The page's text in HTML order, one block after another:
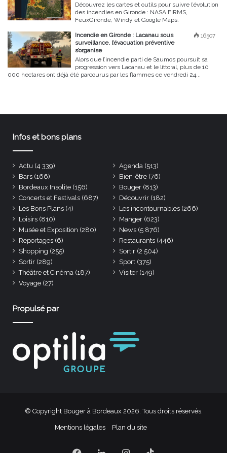
Découvrez les cartes et outils pour suivre l’évolution
des incendies en Gironde : NASA FIRMS,
FeuxGironde, Windy et Google Maps.
16507
Incendie en Gironde : Lacanau sous
surveillance, l’évacuation préventive
s’organise
Alors que l’incendie parti de Saumos poursuit sa
progression vers Lacanau et le littoral, plus de 10
000 hectares ont déjà été parcourus par les flammes ce vendredi 24...
Infos et bons plans
Actu (4 339) Agenda (513)
Bars (166) Bien-être (76)
Bordeaux Insolite (156) Bouger (813)
Concerts et Festivals (687) Découvrir (182)
Les Bons Plans (4) Les incontournables (266)
Loisirs (810) Manger (623)
Musée et Exposition (280) News (5 876)
Reportages (6) Restaurants (446)
Shopping (255) Sortir (2 504)
Sortir (289) Sport (375)
Théâtre et Cinéma (187) Visiter (149)
Voyage (27)
Propulsé par
© Copyright Bouger à Bordeaux 2026. Tous droits réservés.
Mentions légales Plan du site